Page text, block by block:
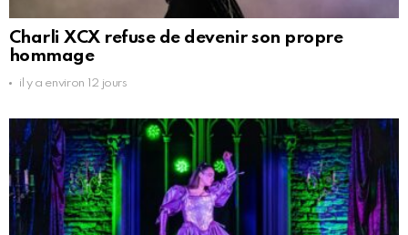
Charli XCX refuse de devenir son propre
hommage
il y a environ 12 jours